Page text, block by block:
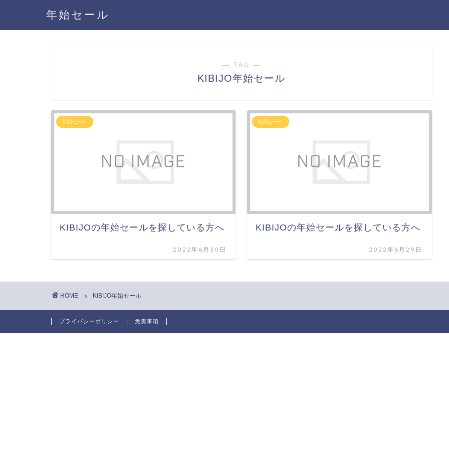
年始セール
― TAG ―
KIBIJO年始セール
年始セール
KIBIJOの年始セールを探している方へ
2022年6月30日
年始セール
KIBIJOの年始セールを探している方へ
2022年6月29日
HOME KIBIJO年始セール
プライバシーポリシー 免責事項